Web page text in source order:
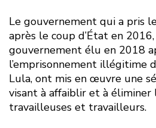
Le gouvernement qui a pris
après le coup d’État en
gouvernement élu en 2018
l’emprisonnement illégitime
Lula, ont mis en œuvre une
visant à affaiblir et à éliminer
travailleuses et travailleurs.